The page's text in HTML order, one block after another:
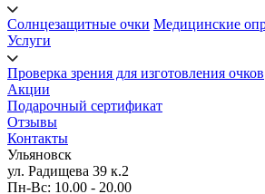
Солнцезащитные очки Медицинские
Услуги
Проверка зрения для изготовления очков
Акции
Подарочный сертификат
Отзывы
Контакты
Ульяновск
ул. Радищева 39 к.2
Пн-Вс: 10.00 - 20.00